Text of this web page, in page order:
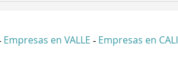
Empresas en VALLE - Empresas en CALI